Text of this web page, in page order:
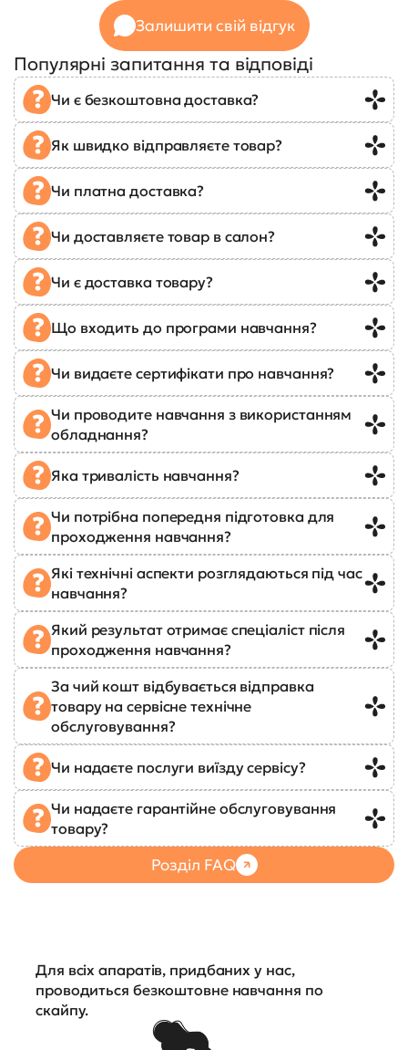
Залишити свій відгук
Популярні запитання та відповіді
Чи є безкоштовна доставка?
Як швидко відправляєте товар?
Чи платна доставка?
Чи доставляєте товар в салон?
Чи є доставка товару?
Що входить до програми навчання?
Чи видаєте сертифікати про навчання?
Чи проводите навчання з використанням
обладнання?
Яка тривалість навчання?
Чи потрібна попередня підготовка для
проходження навчання?
Які технічні аспекти розглядаються під час
навчання?
Який результат отримає спеціаліст після
проходження навчання?
За чий кошт відбувається відправка
товару на сервісне технічне
обслуговування?
Чи надаєте послуги виїзду сервісу?
Чи надаєте гарантійне обслуговування
товару?
Розділ FAQ
Для всіх апаратів, придбаних у нас,
проводиться безкоштовне навчання по
скайпу.